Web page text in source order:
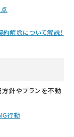
解除について解説！
針やプランを不動
行動